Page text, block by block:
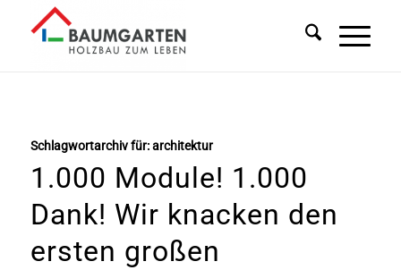
Schlagwortarchiv für:architektur
1.000 Module! 1.000
Dank! Wir knacken den
ersten großen